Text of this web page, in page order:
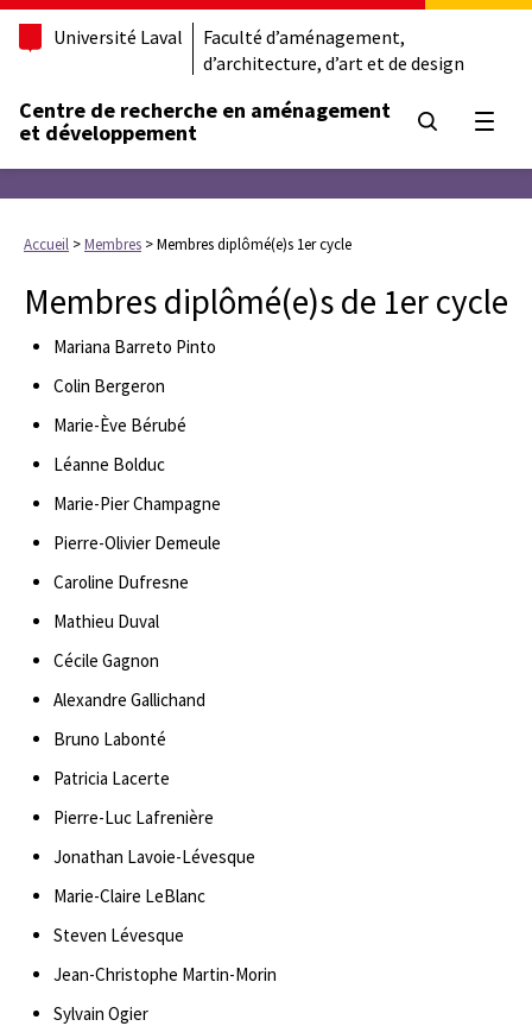
Université Laval
Faculté d’aménagement,
d’architecture, d’art et de design
Centre de recherche en aménagement
et développement
Accueil >Membres >Membres diplômé(e)s 1er cycle
Membres diplômé(e)s de 1er cycle
Mariana Barreto Pinto
Colin Bergeron
Marie-Ève Bérubé
Léanne Bolduc
Marie-Pier Champagne
Pierre-Olivier Demeule
Caroline Dufresne
Mathieu Duval
Cécile Gagnon
Alexandre Gallichand
Bruno Labonté
Patricia Lacerte
Pierre-Luc Lafrenière
Jonathan Lavoie-Lévesque
Marie-Claire LeBlanc
Steven Lévesque
Jean-Christophe Martin-Morin
Sylvain Ogier